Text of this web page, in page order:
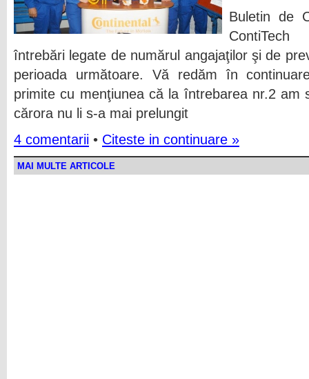
Buletin de
întrebări legate de numărul angajaţilor şi de
perioada următoare. Vă redăm în
primite cu menţiunea că la întrebarea nr.2 am
cărora nu li s-a mai prelungit
4 comentarii • Citeste in continuare »
MAI MULTE ARTICOLE